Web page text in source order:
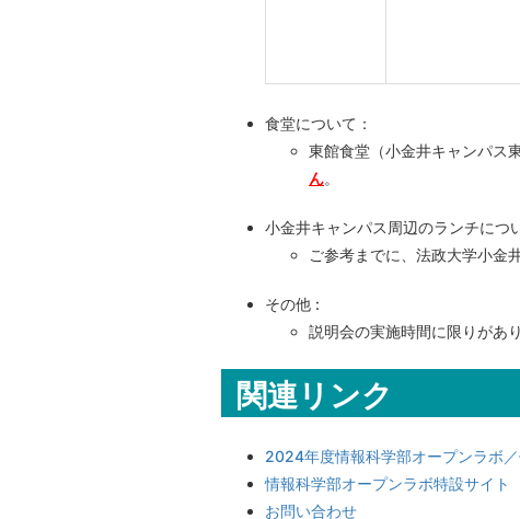
食堂について：
東館食堂（小金井キャンパス
ん。
小金井キャンパス周辺のランチにつ
ご参考までに、法政大学小金
その他 :
説明会の実施時間に限りがあ
関連リンク
2024年度情報科学部オープンラボ
情報科学部オープンラボ特設サイト
お問い合わせ